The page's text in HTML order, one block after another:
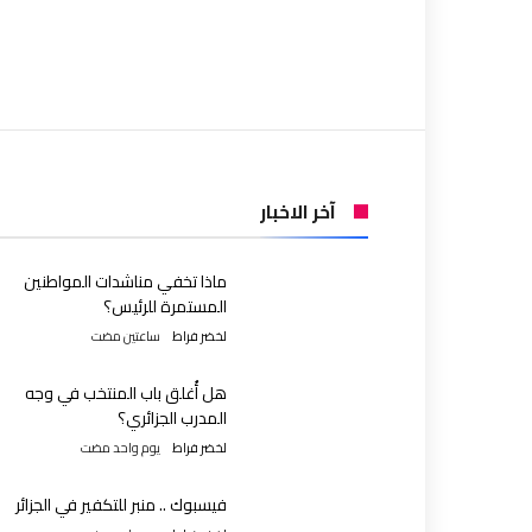
آخر الاخبار
ماذا تخفي مناشدات المواطنين
المستمرة للرئيس؟
لخضر فراط ‫‫‫‏‫ساعتين مضت‬
هل أُغلق باب المنتخب في وجه
المدرب الجزائري؟
لخضر فراط ‫‫‫‏‫يوم واحد مضت‬
فيسبوك .. منبر للتكفير في الجزائر